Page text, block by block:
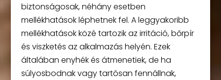
biztonságosak, néhány esetben
mellékhatások léphetnek fel. A leggyakoribb
mellékhatások közé tartozik az irritáció, bőrpír
és viszketés az alkalmazás helyén. Ezek
általában enyhék és átmenetiek, de ha
súlyosbodnak vagy tartósan fennállnak,